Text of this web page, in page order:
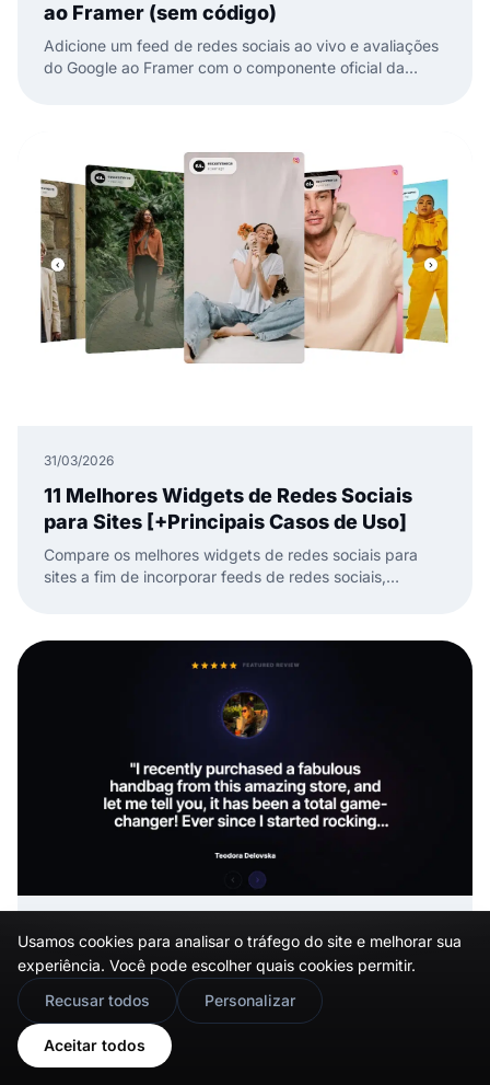
ao Framer (sem código)
Adicione um feed de redes sociais ao vivo e avaliações
do Google ao Framer com o componente oficial da
31/03/2026
11 Melhores Widgets de Redes Sociais
para Sites [+Principais Casos de Uso]
Compare os melhores widgets de redes sociais para
sites a fim de incorporar feeds de redes sociais,
Como incorporar testemunhos num site
em 2026 [2 métodos + dicas]
Aprenda a incorporar testemunhos no seu site, compare
widgets dinâmicos com métodos manuais e mantenha a
sua prova social fresca e pronta para converter.
Usamos cookies para analisar o tráfego do site e melhorar sua
experiência. Você pode escolher quais cookies permitir.
Recusar todos
Personalizar
Aceitar todos
🇬🇧 Would you prefer this site in English?
View in English